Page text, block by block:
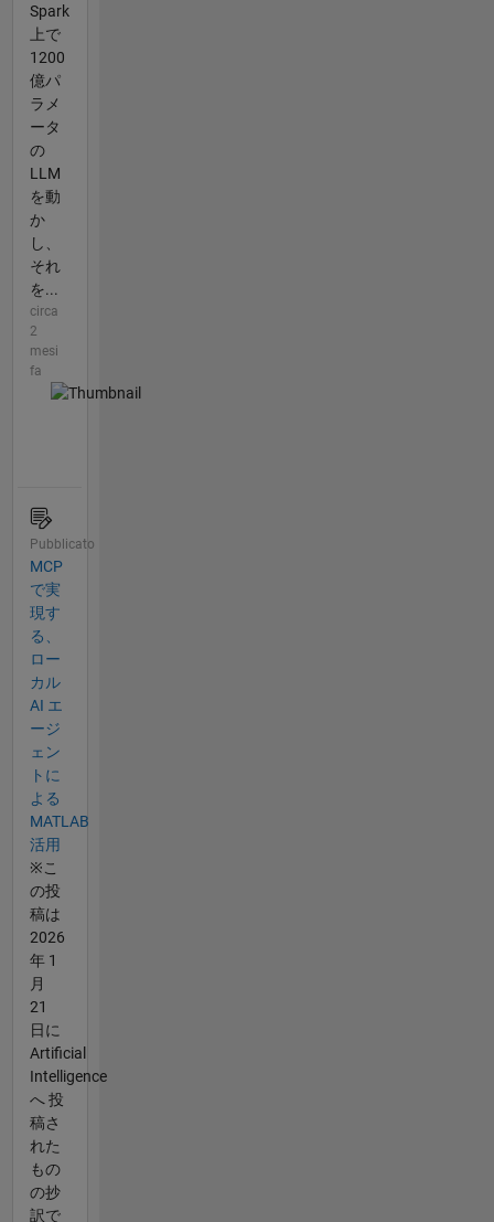
Spark
上で
1200
億パ
ラメ
ータ
の
LLM
を動
か
し、
それ
を...
circa
2
mesi
fa
Pubblicato
MCP
で実
現す
る、
ロー
カル
AI エ
ージ
ェン
トに
よる
MATLAB
活用
※こ
の投
稿は
2026
年 1
月
21
日に
Artificial
Intelligence
へ 投
稿さ
れた
もの
の抄
訳で